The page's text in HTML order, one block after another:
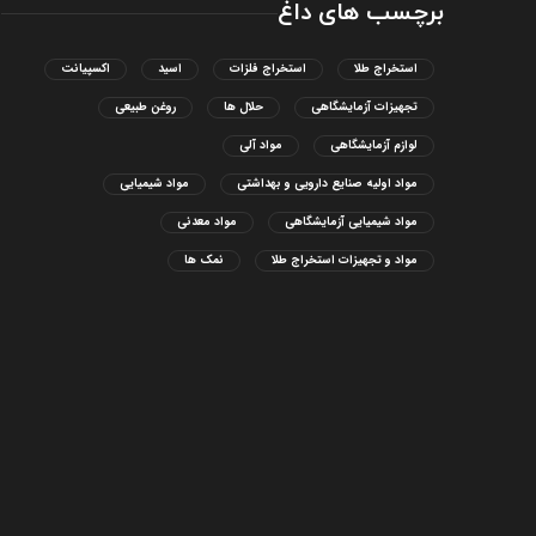
برچسب های داغ
استخراج طلا استخراج فلزات اسید اکسپیانت
تجهیزات آزمایشگاهی حلال ها روغن طبیعی
لوازم آزمایشگاهی مواد آلی
مواد اولیه صنایع دارویی و بهداشتی مواد شیمیایی
مواد شیمیایی آزمایشگاهی مواد معدنی
مواد و تجهیزات استخراج طلا نمک ها